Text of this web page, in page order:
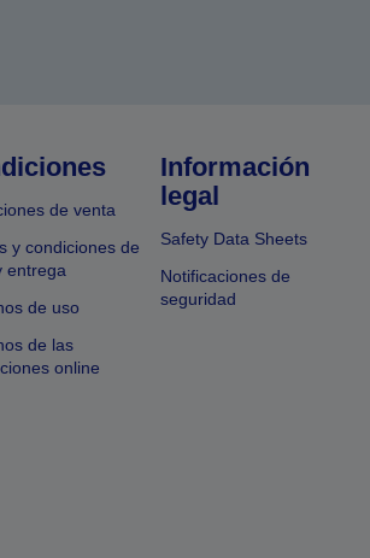
de venta
y condiciones de
entrega
de uso
de las
online
Información
legal
Safety Data Sheets
Notificaciones de
seguridad